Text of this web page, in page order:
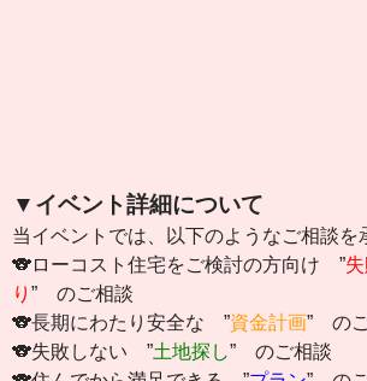
▼イベント詳細について
当イベントでは、以下のようなご相談を
🐨ローコスト住宅をご検討の方向け ”
り ” のご相談
🐨長期にわたり安全な ”資金計画” の
🐨失敗しない ”土地探し” のご相談